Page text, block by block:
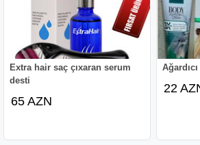
Extra hair saç çıxaran serum
desti
65 AZN
22